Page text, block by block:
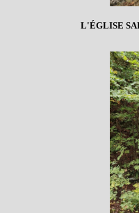
L'ÉGLISE